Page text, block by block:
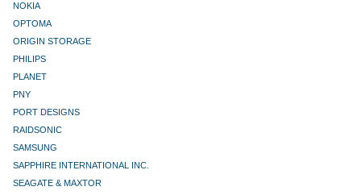
NOKIA
OPTOMA
ORIGIN STORAGE
PHILIPS
PLANET
PNY
PORT DESIGNS
RAIDSONIC
SAMSUNG
SAPPHIRE INTERNATIONAL INC.
SEAGATE & MAXTOR